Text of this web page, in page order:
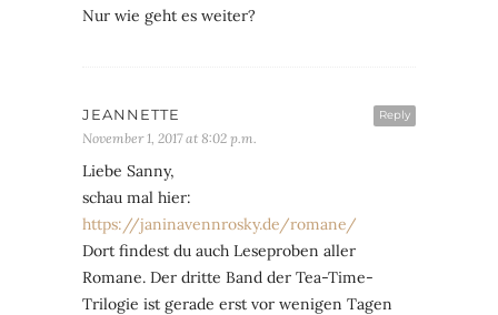
Nur wie geht es weiter?
Reply
JEANNETTE
November 1, 2017 at 8:02 p.m.
Liebe Sanny,
schau mal hier:
https://janinavennrosky.de/romane/
Dort findest du auch Leseproben aller
Romane. Der dritte Band der Tea-Time-
Trilogie ist gerade erst vor wenigen Tagen